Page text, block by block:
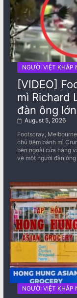
NGƯỜI VIỆT KHẮP
[VIDEO]
mì Richard
đàn ông
August 5, 2026
Footscray,
chủ tiệm bánh mì
bên ngoài cửa hàng
vệ một người đàn
NGƯỜI VIỆT KHẮP